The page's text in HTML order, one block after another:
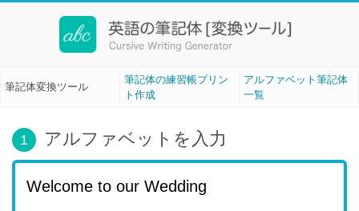
筆記体変換ツール[Cursive Writing]
筆記体変換ツール
筆記体の練習帳プリン
ト作成
アルファベット筆記体
一覧
1 アルファベットを入力